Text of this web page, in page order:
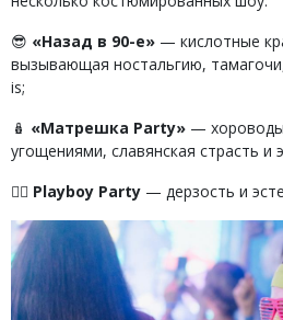
😎 «Назад в 90-е» — кислотные
вызывающая ностальгию,
is;
🪆 «Матрешка Party» —
угощениями, славянская страсть и
👯‍♀️ Playboy Party — дерзость и